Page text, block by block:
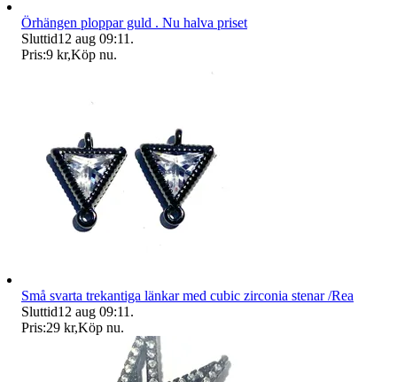
Örhängen ploppar guld . Nu halva priset
Sluttid12 aug 09:11 .
Pris:9 kr,Köp nu.
Små svarta trekantiga länkar med cubic zirconia stenar /Rea
Sluttid12 aug 09:11 .
Pris:29 kr,Köp nu.